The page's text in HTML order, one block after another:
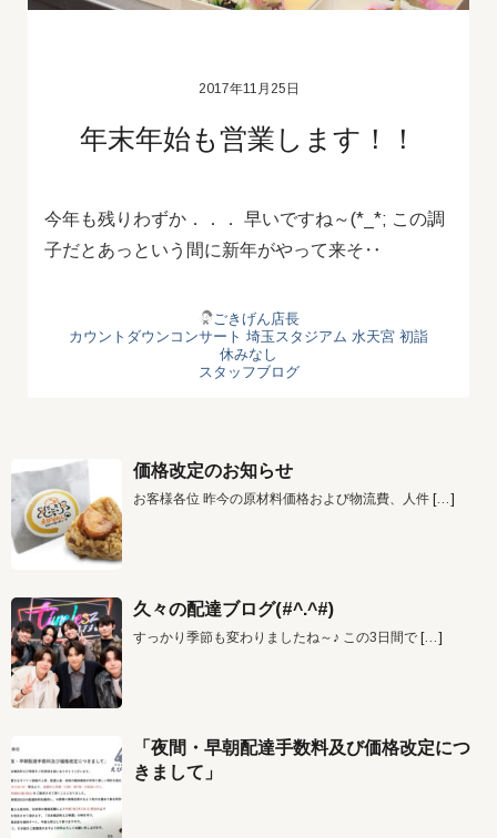
2017年11月25日
年末年始も営業します！！
今年も残りわずか．．． 早いですね～(*_*; この調
子だとあっという間に新年がやって来そ‥
ごきげん店長
カウントダウンコンサート 埼玉スタジアム 水天宮 初詣
休みなし
スタッフブログ
価格改定のお知らせ
お客様各位 昨今の原材料価格および物流費、人件 […]
久々の配達ブログ(#^.^#)
すっかり季節も変わりましたね～♪ この3日間で […]
「夜間・早朝配達手数料及び価格改定につ
きまして」